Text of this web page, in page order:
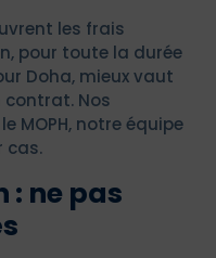
les frais
pour toute la durée
Doha, mieux vaut
Nos
MOPH, notre équipe
cas.
: ne pas